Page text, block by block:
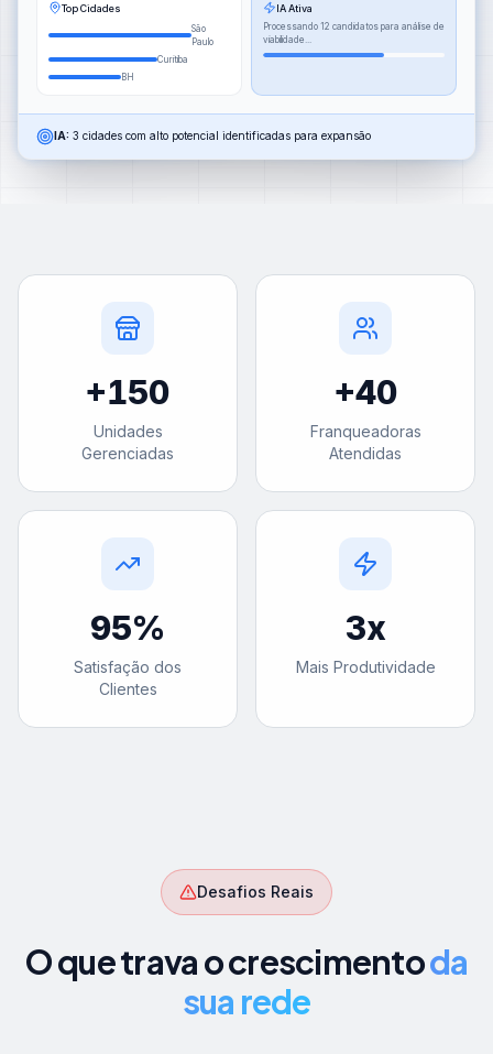
Top Cidades
São
Paulo
Curitiba
BH
IA Ativa
Processando 12 candidatos para análise de
viabilidade...
IA: 3 cidades com alto potencial identificadas para expansão
+150
Unidades
Gerenciadas
+40
Franqueadoras
Atendidas
95%
Satisfação dos
Clientes
3x
Mais Produtividade
Desafios Reais
O que trava o crescimentoda
sua rede